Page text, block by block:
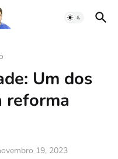
Um dos
reforma
19, 2023